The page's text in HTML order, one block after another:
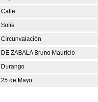
Calle
Solís
Circunvalación
DE ZABALA Bruno Mauricio
Durango
25 de Mayo